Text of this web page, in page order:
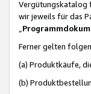
Vergütungskatalog
wir jeweils für das
Ferner gelten
(a) Produktkäufe,
(b)